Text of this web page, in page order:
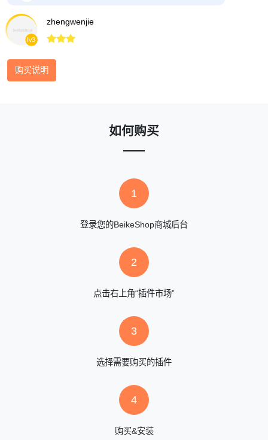
lv3
zhengwenjie

购买说明
如何购买
1
登录您的BeikeShop商城后台
2
点击右上角“插件市场”
3
选择需要购买的插件
4
购买&安装